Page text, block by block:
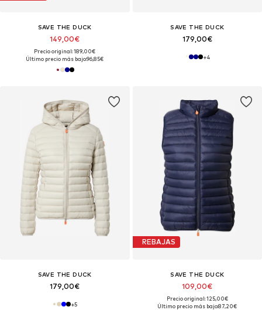
SAVE THE DUCK
149,00€
Precio original: 189,00€
Último precio más bajo:96,85€
SAVE THE DUCK
179,00€
+4
SAVE THE DUCK
179,00€
+5
REBAJAS
SAVE THE DUCK
109,00€
Precio original: 125,00€
Último precio más bajo:87,20€